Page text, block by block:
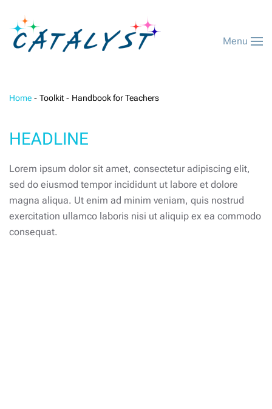
Menu
Home Toolkit Handbook for Teachers
HEADLINE
Lorem ipsum dolor sit amet, consectetur adipiscing elit,
sed do eiusmod tempor incididunt ut labore et dolore
magna aliqua. Ut enim ad minim veniam, quis nostrud
exercitation ullamco laboris nisi ut aliquip ex ea commodo
consequat.